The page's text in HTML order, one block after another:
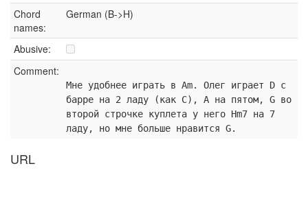
Chord
names:
German (B->H)
Abusive:
Comment:
Мне удобнее играть в Am. Олег играет D с
барре на 2 ладу (как С), A на пятом, G во
второй строчке куплета у него Hm7 на 7
ладу, но мне больше нравится G.
URL